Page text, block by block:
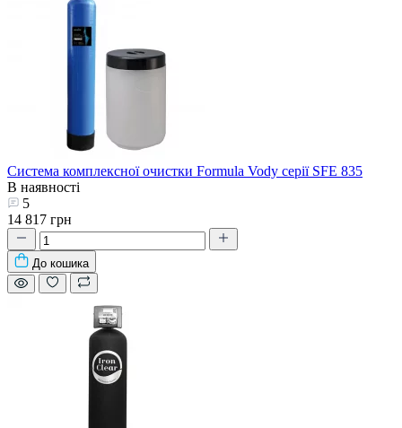
Система комплексної очистки Formula Vody серії SFE 835
В наявності
5
14 817 грн
До кошика